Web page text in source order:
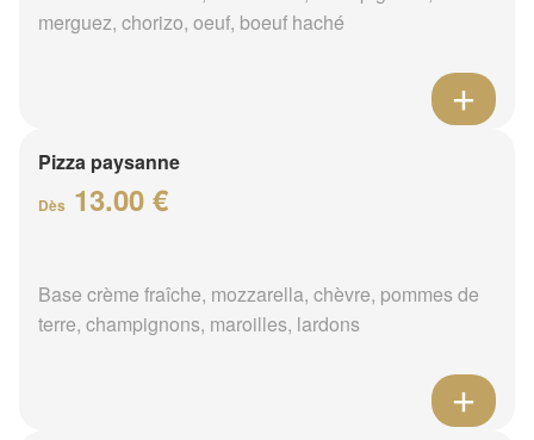
merguez, chorizo, oeuf, boeuf haché
Pizza paysanne
Dès 13.00 €
Base crème fraîche, mozzarella, chèvre, pommes de
terre, champignons, maroilles, lardons